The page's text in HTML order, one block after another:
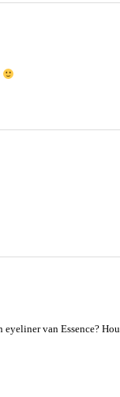
van Essence? Hou